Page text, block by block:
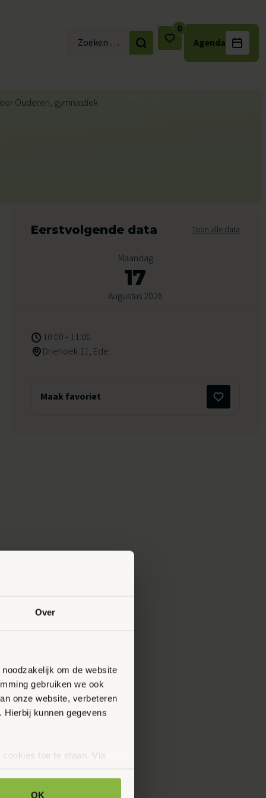
Over
om de website
gebruiken we ook
onze website, verbeteren
kunnen gegevens
cookies toe te staan. Via
OK
Zoek naar:
0
Agenda
Eerstvolgende data Toon alle data
Maandag
17
Augustus 2026
10:00 - 11:00
Driehoek 11, Ede
Maak favoriet